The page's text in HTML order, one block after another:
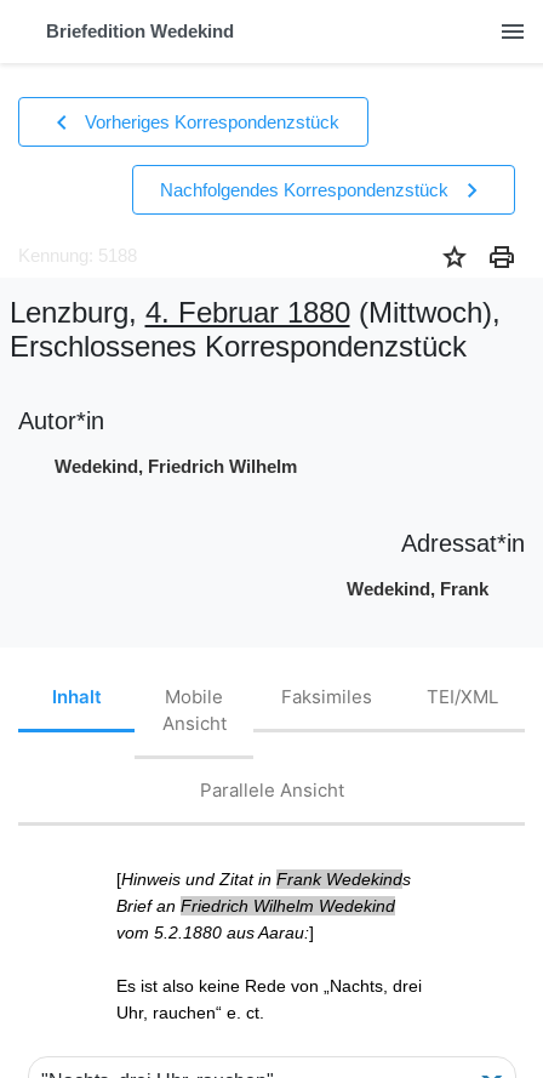
Briefedition Wedekind menu
chevron_left Vorheriges Korrespondenzstück
Nachfolgendes Korrespondenzstück chevron_right
Kennung: 5188 star print
Lenzburg, 4. Februar 1880(Mittwoch),
Erschlossenes Korrespondenzstück
Autor*in
Wedekind, Friedrich Wilhelm
Adressat*in
Wedekind, Frank
Inhalt
Mobile
Ansicht
Faksimiles TEI/XML
Parallele Ansicht
[Hinweis und Zitat inFrank Wedekinds
Brief anFriedrich Wilhelm Wedekind
vom 5.2.1880 aus Aarau:]
Es ist also keine Rede von „ Nachts, drei
Uhr, rauchen“ e. ct.